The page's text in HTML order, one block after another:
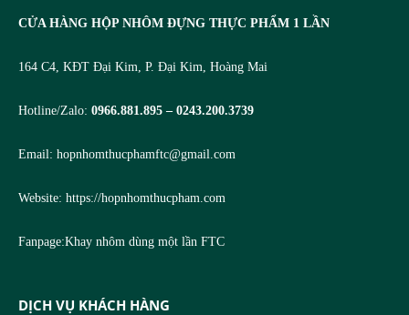
CỬA HÀNG HỘP NHÔM ĐỰNG THỰC PHẨM 1 LẦN
164 C4, KĐT Đại Kim, P. Đại Kim, Hoàng Mai
Hotline/Zalo: 0966.881.895 – 0243.200.3739
Email: hopnhomthucphamftc@gmail.com
Website: https://hopnhomthucpham.com
Fanpage:Khay nhôm dùng một lần FTC
DỊCH VỤ KHÁCH HÀNG